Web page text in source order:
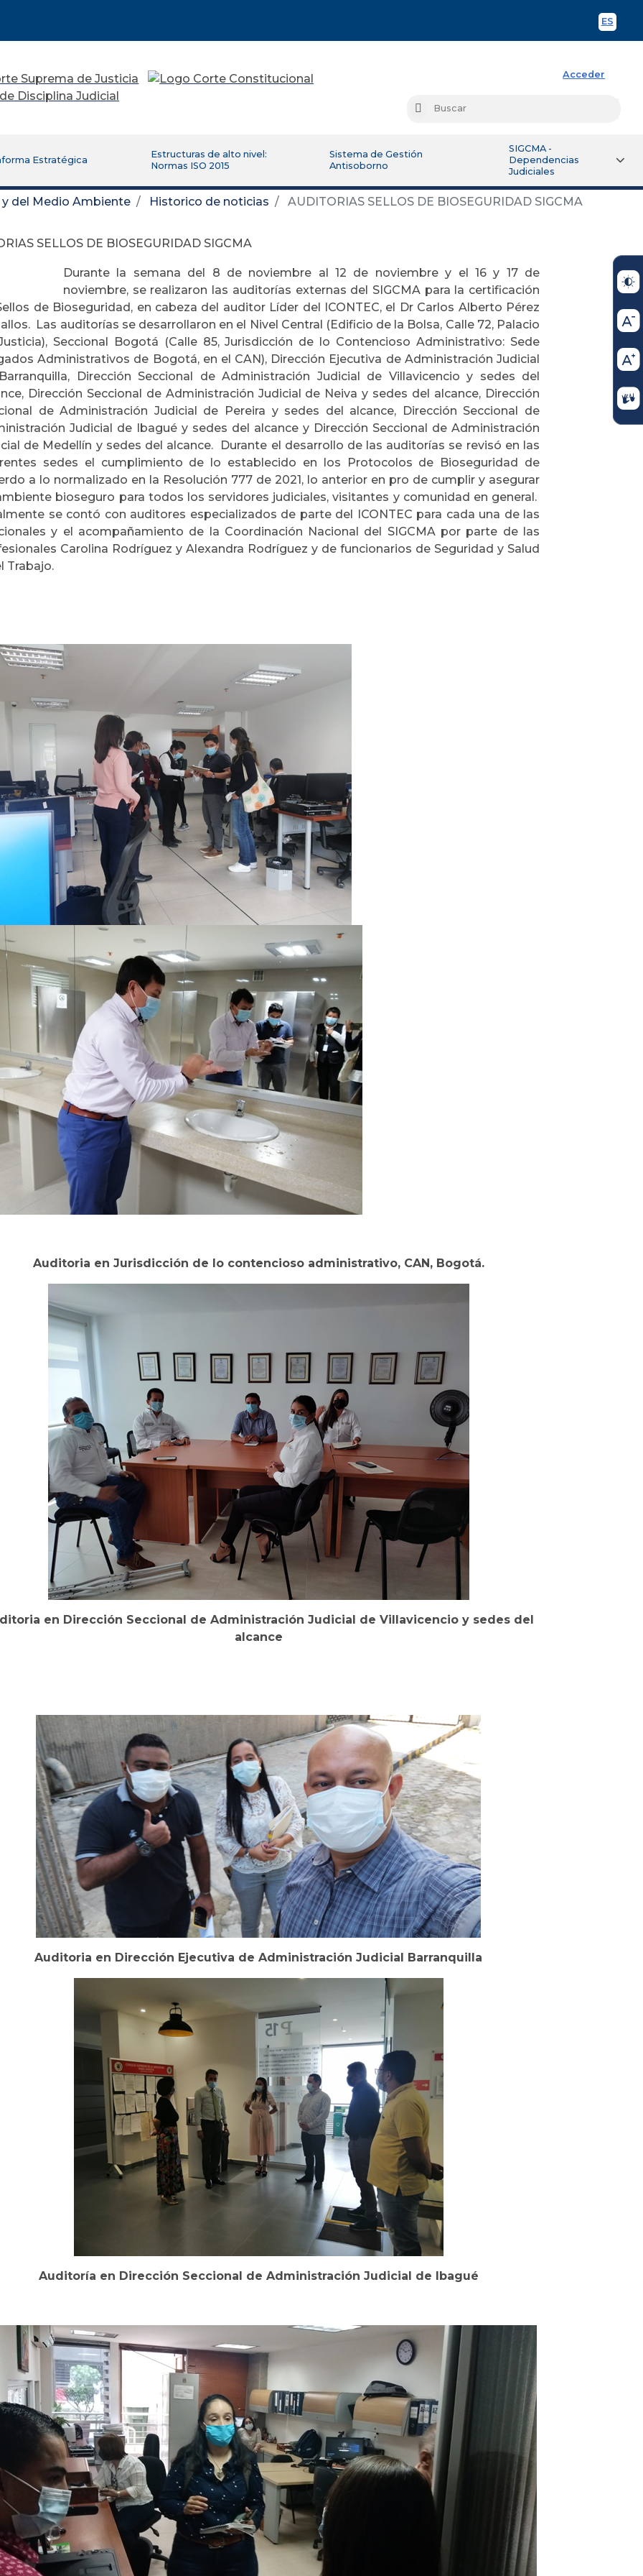
ES
Acceder
Buscar
Estratégica
Estructuras de alto nivel:
Normas ISO 2015
Sistema de Gestión
Antisoborno
SIGCMA -
Dependencias
Judiciales
del Medio Ambiente Historico de noticias AUDITORIAS SELLOS DE BIOSEGURIDAD SIGCMA
SELLOS DE BIOSEGURIDAD SIGCMA
Durante la semana del 8 de noviembre al 12 de noviembre y el 16 y 17 de
noviembre, se realizaron las auditorías externas del SIGCMA para la certificación
de Bioseguridad, en cabeza del auditor Líder del ICONTEC, el Dr Carlos Alberto Pérez
Las auditorías se desarrollaron en el Nivel Central (Edificio de la Bolsa, Calle 72, Palacio
Seccional Bogotá (Calle 85, Jurisdicción de lo Contencioso Administrativo: Sede
Administrativos de Bogotá, en el CAN), Dirección Ejecutiva de Administración Judicial
Dirección Seccional de Administración Judicial de Villavicencio y sedes del
Dirección Seccional de Administración Judicial de Neiva y sedes del alcance, Dirección
de Administración Judicial de Pereira y sedes del alcance, Dirección Seccional de
Judicial de Ibagué y sedes del alcance y Dirección Seccional de Administración
de Medellín y sedes del alcance. Durante el desarrollo de las auditorías se revisó en las
sedes el cumplimiento de lo establecido en los Protocolos de Bioseguridad de
a lo normalizado en la Resolución 777 de 2021, lo anterior en pro de cumplir y asegurar
bioseguro para todos los servidores judiciales, visitantes y comunidad en general.
se contó con auditores especializados de parte del ICONTEC para cada una de las
y el acompañamiento de la Coordinación Nacional del SIGCMA por parte de las
Carolina Rodríguez y Alexandra Rodríguez y de funcionarios de Seguridad y Salud
Trabajo.
Auditoria en Jurisdicción de lo contencioso administrativo, CAN, Bogotá.
en Dirección Seccional de Administración Judicial de Villavicencio y sedes del
alcance
Auditoria en Dirección Ejecutiva de Administración Judicial Barranquilla
Auditoría en Dirección Seccional de Administración Judicial de Ibagué